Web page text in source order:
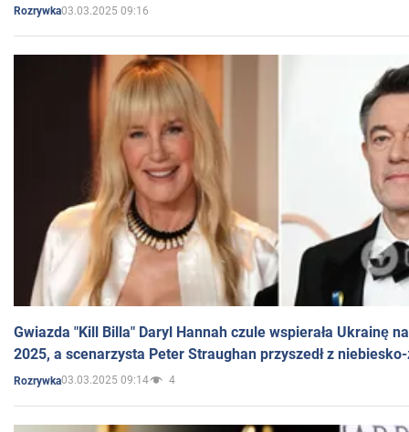
Rozrywka03.03.2025 09:16
Gwiazda "Kill Billa" Daryl Hannah czule wspierała Ukrainę
2025, a scenarzysta Peter Straughan przyszedł z
Rozrywka03.03.2025 09:14 4